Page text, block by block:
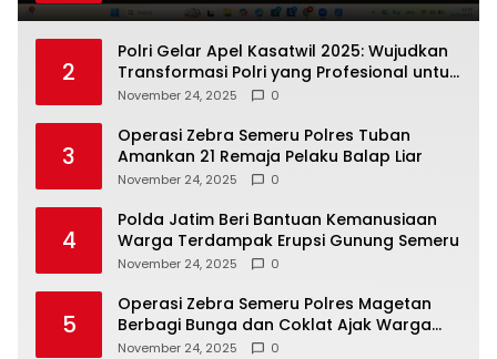
2
Polri Gelar Apel Kasatwil 2025: Wujudkan
Transformasi Polri yang Profesional untuk
Masyarakat
November 24, 2025 0
3
Operasi Zebra Semeru Polres Tuban
Amankan 21 Remaja Pelaku Balap Liar
November 24, 2025 0
4
Polda Jatim Beri Bantuan Kemanusiaan
Warga Terdampak Erupsi Gunung Semeru
November 24, 2025 0
5
Operasi Zebra Semeru Polres Magetan
Berbagi Bunga dan Coklat Ajak Warga
Tertib Lalin
November 24, 2025 0